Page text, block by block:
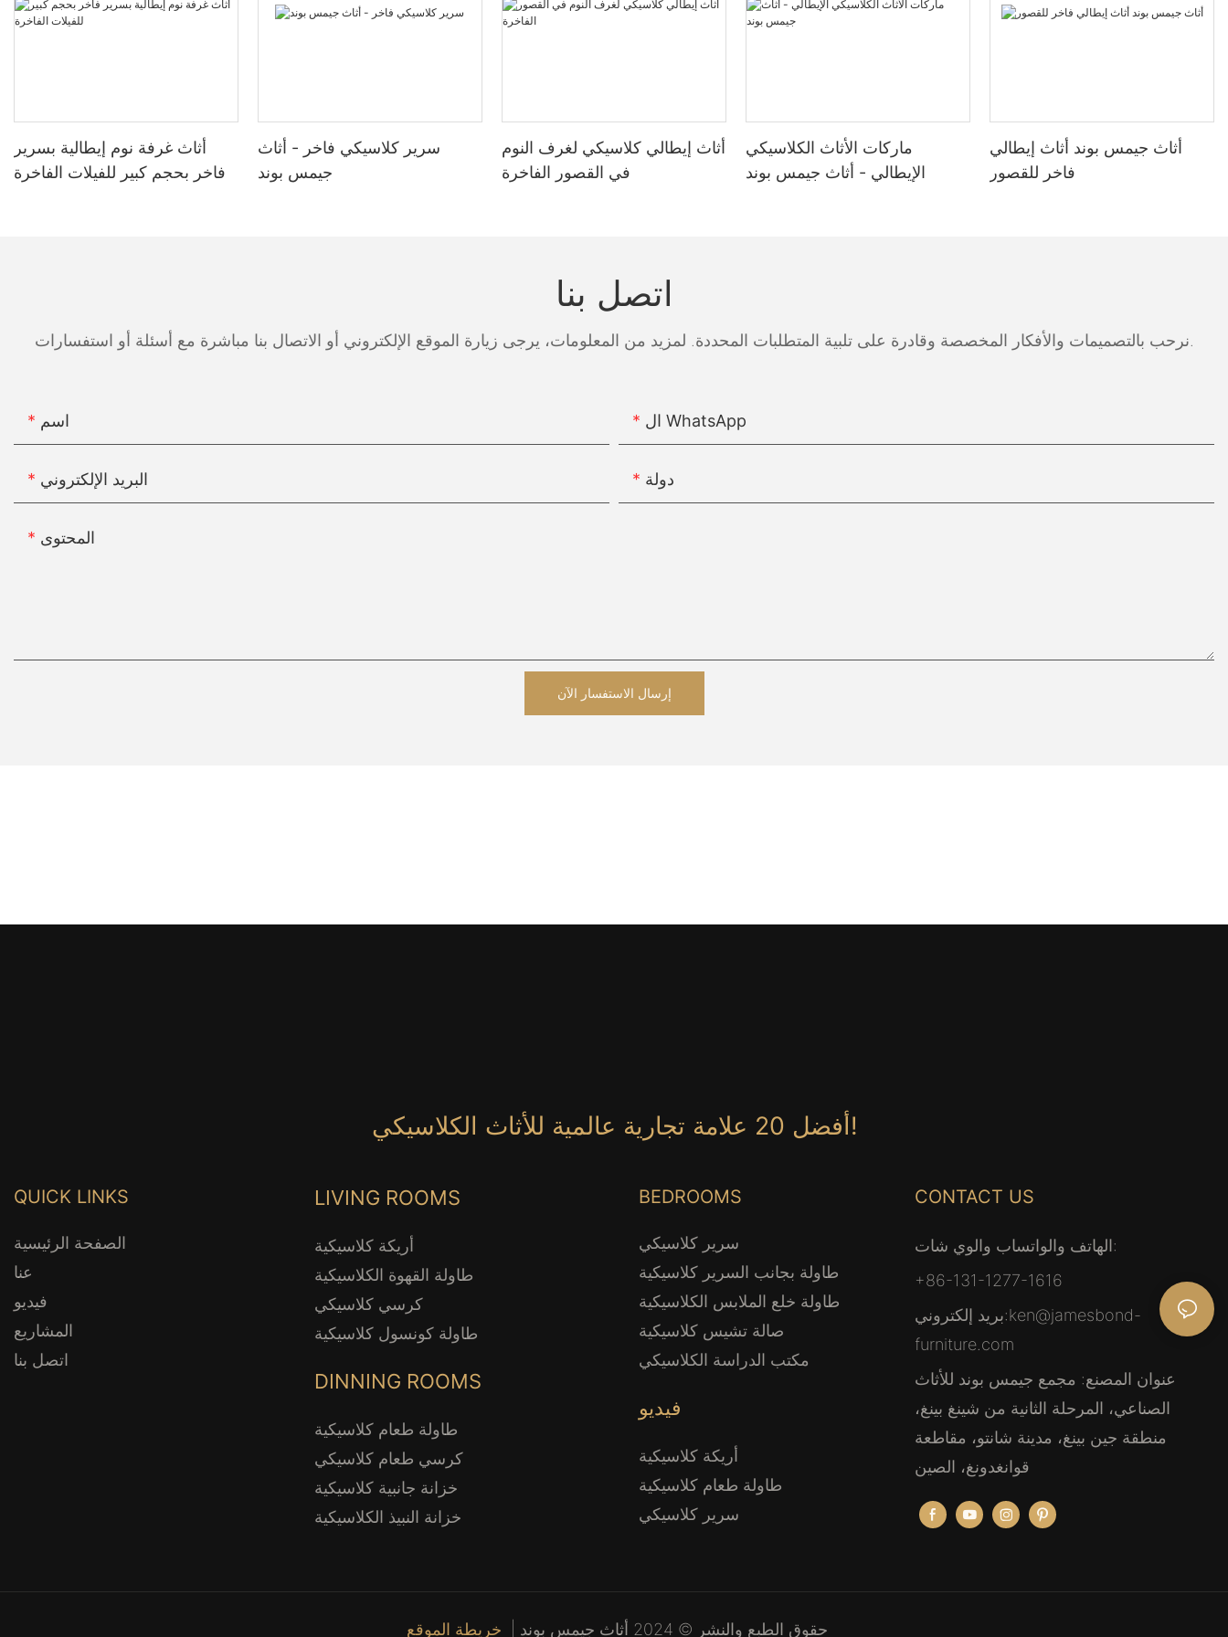
أثاث غرفة نوم إيطالية بسرير
فاخر بحجم كبير للفيلات الفاخرة
سرير كلاسيكي فاخر - أثاث
جيمس بوند
أثاث إيطالي كلاسيكي لغرف النوم
في القصور الفاخرة
ماركات الأثاث الكلاسيكي
الإيطالي - أثاث جيمس بوند
أثاث جيمس بوند أثاث إيطالي
فاخر للقصور
اتصل بنا
نرحب بالتصميمات والأفكار المخصصة وقادرة على تلبية المتطلبات المحددة. لمزيد من المعلومات، يرجى زيارة الموقع الإلكتروني أو الاتصال بنا مباشرة مع أسئلة أو استفسارات.
اسم ال WhatsApp
البريد الإلكتروني دولة
المحتوى
إرسال الاستفسار الآن
أفضل 20 علامة تجارية عالمية للأثاث الكلاسيكي!
QUICK LINKS
الصفحة الرئيسية
عنا
فيديو
المشاريع
اتصل بنا
LIVING ROOMS
أريكة كلاسيكية
طاولة القهوة الكلاسيكية
كرسي كلاسيكي
طاولة كونسول كلاسيكية
DINNING ROOMS
طاولة طعام كلاسيكية
كرسي طعام كلاسيكي
خزانة جانبية كلاسيكية
خزانة النبيذ الكلاسيكية
BEDROOMS
سرير كلاسيكي
طاولة بجانب السرير كلاسيكية
طاولة خلع الملابس الكلاسيكية
صالة تشيس كلاسيكية
مكتب الدراسة الكلاسيكي
فيديو
أريكة كلاسيكية
طاولة طعام كلاسيكية
سرير كلاسيكي
CONTACT US
الهاتف والواتساب والوي شات:
+86-131-1277-1616
بريد إلكتروني:ken@jamesbond-
furniture.com
عنوان المصنع: مجمع جيمس بوند للأثاث
الصناعي، المرحلة الثانية من شينغ بينغ،
منطقة جين بينغ، مدينة شانتو، مقاطعة
قوانغدونغ، الصين
حقوق الطبع والنشر © 2024 أثاث جيمس بوند | خريطة الموقع